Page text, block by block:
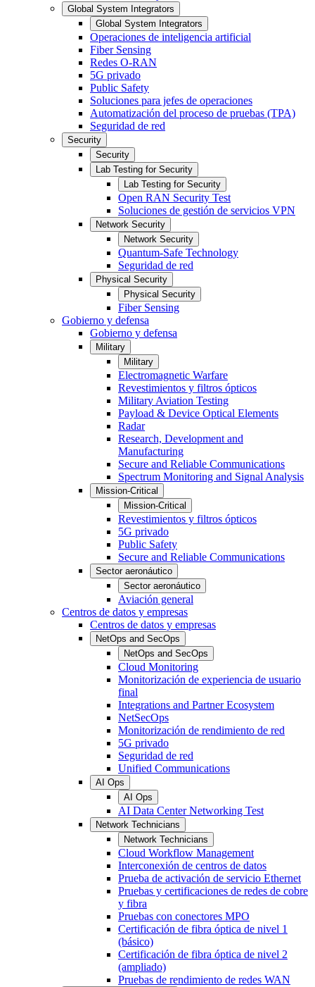
Global System Integrators
Global System Integrators
Operaciones de inteligencia artificial
Fiber Sensing
Redes O-RAN
5G privado
Public Safety
Soluciones para jefes de operaciones
Automatización del proceso de pruebas (TPA)
Seguridad de red
Security
Security
Lab Testing for Security
Lab Testing for Security
Open RAN Security Test
Soluciones de gestión de servicios VPN
Network Security
Network Security
Quantum-Safe Technology
Seguridad de red
Physical Security
Physical Security
Fiber Sensing
Gobierno y defensa
Gobierno y defensa
Military
Military
Electromagnetic Warfare
Revestimientos y filtros ópticos
Military Aviation Testing
Payload & Device Optical Elements
Radar
Research, Development and
Manufacturing
Secure and Reliable Communications
Spectrum Monitoring and Signal Analysis
Mission-Critical
Mission-Critical
Revestimientos y filtros ópticos
5G privado
Public Safety
Secure and Reliable Communications
Sector aeronáutico
Sector aeronáutico
Aviación general
Centros de datos y empresas
Centros de datos y empresas
NetOps and SecOps
NetOps and SecOps
Cloud Monitoring
Monitorización de experiencia de usuario
final
Integrations and Partner Ecosystem
NetSecOps
Monitorización de rendimiento de red
5G privado
Seguridad de red
Unified Communications
AI Ops
AI Ops
AI Data Center Networking Test
Network Technicians
Network Technicians
Cloud Workflow Management
Interconexión de centros de datos
Prueba de activación de servicio Ethernet
Pruebas y certificaciones de redes de cobre
y fibra
Pruebas con conectores MPO
Certificación de fibra óptica de nivel 1
(básico)
Certificación de fibra óptica de nivel 2
(ampliado)
Pruebas de rendimiento de redes WAN